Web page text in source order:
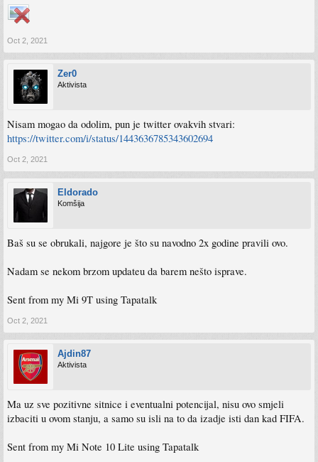
Oct 2, 2021
Zer0
Aktivista
Nisam mogao da odolim, pun je twitter ovakvih stvari:
https://twitter.com/i/status/1443636785343602694
Oct 2, 2021
Eldorado
Komšija
Baš su se obrukali, najgore je što su navodno 2x godine pravili ovo.
Nadam se nekom brzom updateu da barem nešto isprave.
Sent from my Mi 9T using Tapatalk
Oct 2, 2021
Ajdin87
Aktivista
Ma uz sve pozitivne sitnice i eventualni potencijal, nisu ovo smjeli
izbaciti u ovom stanju, a samo su isli na to da izadje isti dan kad FIFA.
Sent from my Mi Note 10 Lite using Tapatalk